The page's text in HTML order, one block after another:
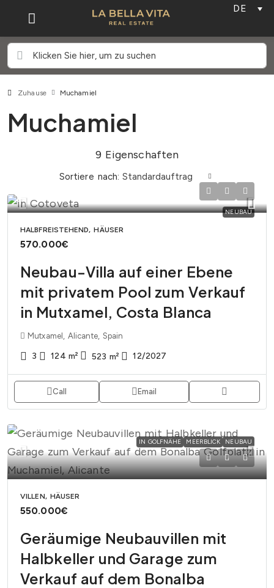
DE
Zuhause Muchamiel
Muchamiel
9 Eigenschaften
Sortiere nach: Standardauftrag
NEUBAU
HALBFREISTEHEND, HÄUSER
570.000€
Neubau-Villa auf einer Ebene
mit privatem Pool zum Verkauf
in Mutxamel, Costa Blanca
Mutxamel, Alicante, Spain
3 124 m² 523 m² 12/2027
Call Email
IN GOLFNÄHE MEERBLICK NEUBAU
VILLEN, HÄUSER
550.000€
Geräumige Neubauvillen mit
Halbkeller und Garage zum
Verkauf auf dem Bonalba